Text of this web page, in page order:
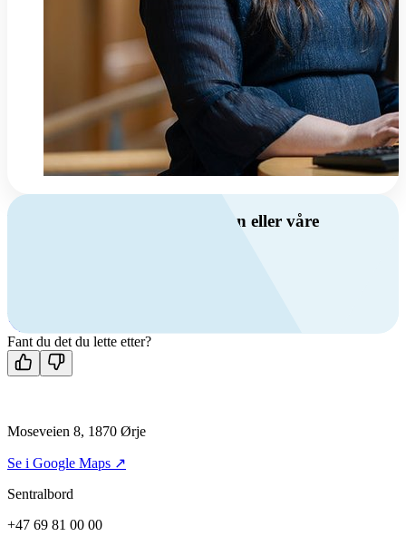
Har du spørsmål om ventilasjon eller våre
Kontakt oss
Fant du det du lette etter?
Moseveien 8, 1870 Ørje
Se i Google Maps ↗
Sentralbord
+47 69 81 00 00